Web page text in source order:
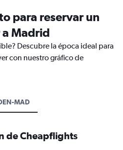
para reservar un
Madrid
Descubre la época ideal para
con nuestro gráfico de
MAD
de Cheapflights